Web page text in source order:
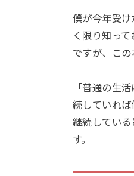
僕が今年受
く限り知っ
ですが、この
「普通の生
続していれ
継続してい
す。